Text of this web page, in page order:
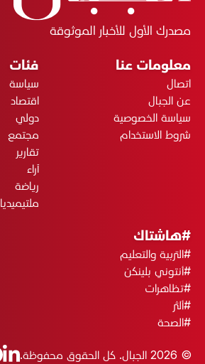
مصدرك الأول للأخبار الموثوقة
معلومات عنا
اتصال
عن الجبال
سياسة الخصوصية
شروط الاستخدام
فئات
سياسة
اقتصاد
دولي
مجتمع
تقارير
آراء
رياضة
ملتيميديا
#هاشتاك
#التربية والتعليم
#أنتوني بلينكن
#تظاهرات
#ألثر
#الصحة
© 2026 الجبال. كل الحقوق محفوظة.